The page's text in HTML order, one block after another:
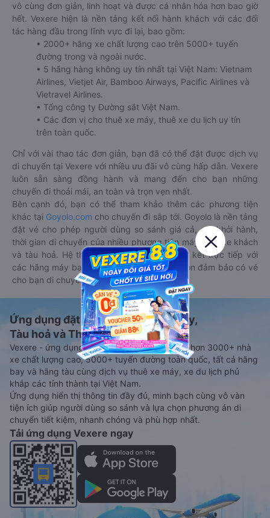
vô cùng đơn giản, linh hoạt và được cá nhân hóa hơn bao giờ
hết. Vexere hiện là nền tảng kết nối hành khách với các đối
tác hàng đầu trong lĩnh vực đi lại, bao gồm:
• 2000+ hãng xe chất lượng cao trên 5000+ tuyến
đường trong và ngoài nước.
• 5 hãng hàng không uy tín nhất tại Việt Nam: Vietnam
Airlines, Vietjet Air, Bamboo Airways, Pacific Airlines và
Vietravel Airlines.
• Tổng công ty Đường sắt Việt Nam.
• Các đơn vị cho thuê xe máy, thuê xe du lịch uy tín
trên toàn quốc.
Chỉ với vài thao tác đơn giản, bạn đã có thể đặt được dịch vụ
di chuyển tại Vexere với nhiều ưu đãi vô cùng hấp dẫn. Vexere
luôn sẵn sàng đồng hành và mang đến cho bạn những
chuyến đi thoải mái, an toàn và trọn vẹn nhất.
Bên cạnh đó, bạn có thể tham khảo thêm các phương tiện
khác tại Goyolo.com cho chuyến đi sắp tới. Goyolo là nền tảng
đặt vé cho phép người dùng so sánh giá cả, giờ khởi hành,
thời gian di chuyển của nhiều phương tiện máy bay, xe khách
và tàu hoả. Hệ thống của Goyolo được liên kết trực tiếp với
các hãng máy bay, xe khách và tàu hoả, luôn đảm bảo có vé
cho bạn di chuyển.
Ứng dụng đặt vé Xe khách, Máy bay,
Tàu hoả và Thuê xe
Vexere - ứng dụng đặt vé đa phương tiện với hơn 3000+ nhà
xe chất lượng cao, 5000+ tuyến đường toàn quốc, tất cả hãng
bay và hãng tàu cùng dịch vụ thuê xe máy, xe du lịch phủ
khắp các tỉnh thành tại Việt Nam.
Ứng dụng hiển thị thông tin đầy đủ, minh bạch cùng vô vàn
tiện ích giúp người dùng so sánh và lựa chọn phương án di
chuyển tiết kiệm, nhanh chóng và phù hợp nhất.
Tải ứng dụng Vexere ngay